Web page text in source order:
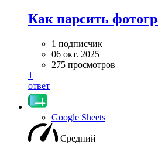
Как парсить
1 подписчик
06 окт. 2025
275 просмотров
1
ответ
Google Sheets
Средний